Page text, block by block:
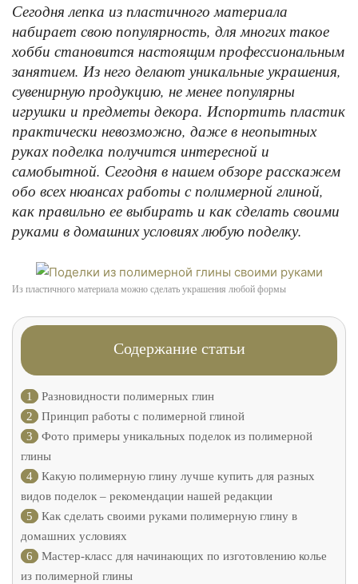
Сегодня лепка из пластичного материала
набирает свою популярность, для многих такое
хобби становится настоящим профессиональным
занятием. Из него делают уникальные украшения,
сувенирную продукцию, не менее популярны
игрушки и предметы декора. Испортить пластик
практически невозможно, даже в неопытных
руках поделка получится интересной и
самобытной. Сегодня в нашем обзоре расскажем
обо всех нюансах работы с полимерной глиной,
как правильно ее выбирать и как сделать своими
руками в домашних условиях любую поделку.
Из пластичного материала можно сделать украшения любой формы
Содержание статьи
1
Разновидности полимерных глин
2
Принцип работы с полимерной глиной
3
Фото примеры уникальных поделок из полимерной
глины
4
Какую полимерную глину лучше купить для разных
видов поделок – рекомендации нашей редакции
5
Как сделать своими руками полимерную глину в
домашних условиях
6
Мастер-класс для начинающих по изготовлению колье
из полимерной глины